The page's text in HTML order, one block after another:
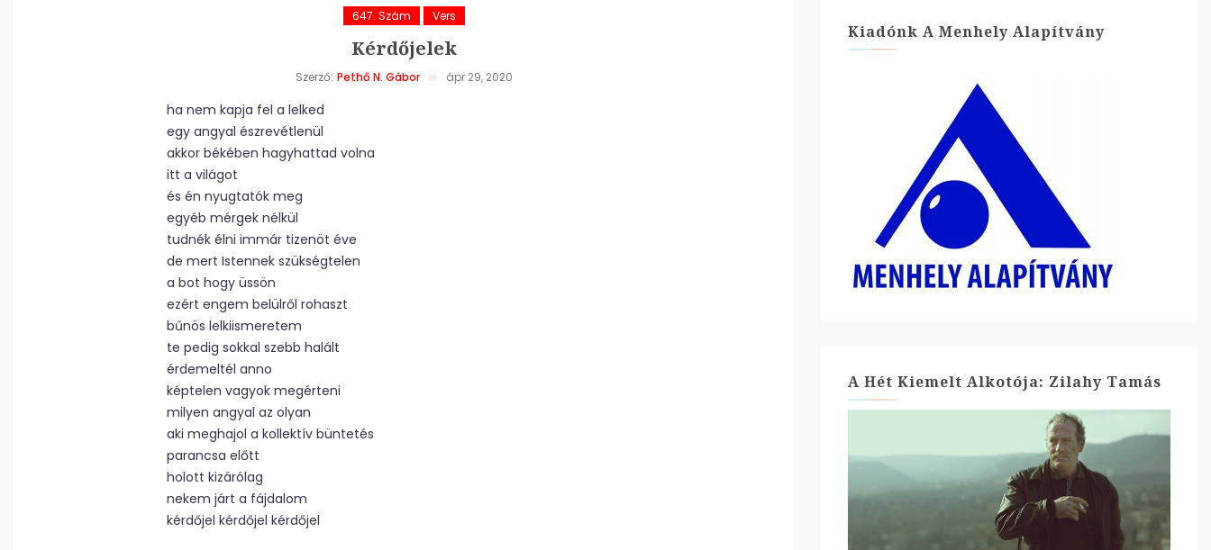
647. Szám Vers
Kérdőjelek
Szerző: Pethő N. Gábor ápr 29, 2020
ha nem kapja fel a lelked
egy angyal észrevétlenül
akkor békében hagyhattad volna
itt a világot
és én nyugtatók meg
egyéb mérgek nélkül
tudnék élni immár tizenöt éve
de mert Istennek szükségtelen
a bot hogy üssön
ezért engem belülről rohaszt
bűnös lelkiismeretem
te pedig sokkal szebb halált
érdemeltél anno
képtelen vagyok megérteni
milyen angyal az olyan
aki meghajol a kollektív büntetés
parancsa előtt
holott kizárólag
nekem járt a fájdalom
kérdőjel kérdőjel kérdőjel
Kiadónk A Menhely Alapítvány
A Hét Kiemelt Alkotója: Zilahy Tamás